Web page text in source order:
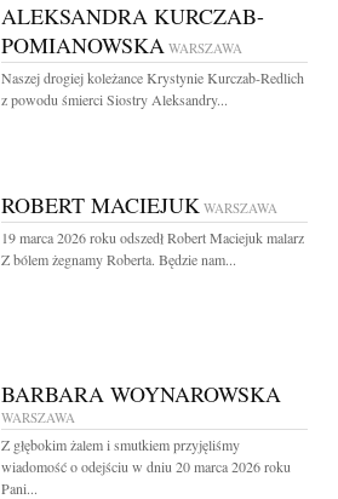
ALEKSANDRA KURCZAB-
POMIANOWSKA WARSZAWA
Naszej drogiej koleżance Krystynie Kurczab-Redlich
z powodu śmierci Siostry Aleksandry...
ROBERT MACIEJUK WARSZAWA
19 marca 2026 roku odszedł Robert Maciejuk malarz
Z bólem żegnamy Roberta. Będzie nam...
BARBARA WOYNAROWSKA
WARSZAWA
Z głębokim żalem i smutkiem przyjęliśmy
wiadomość o odejściu w dniu 20 marca 2026 roku
Pani...